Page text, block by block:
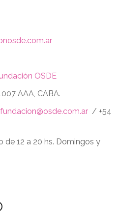
OSDE
AAA, CABA.
/ +54
de 12 a 20 hs. Domingos y